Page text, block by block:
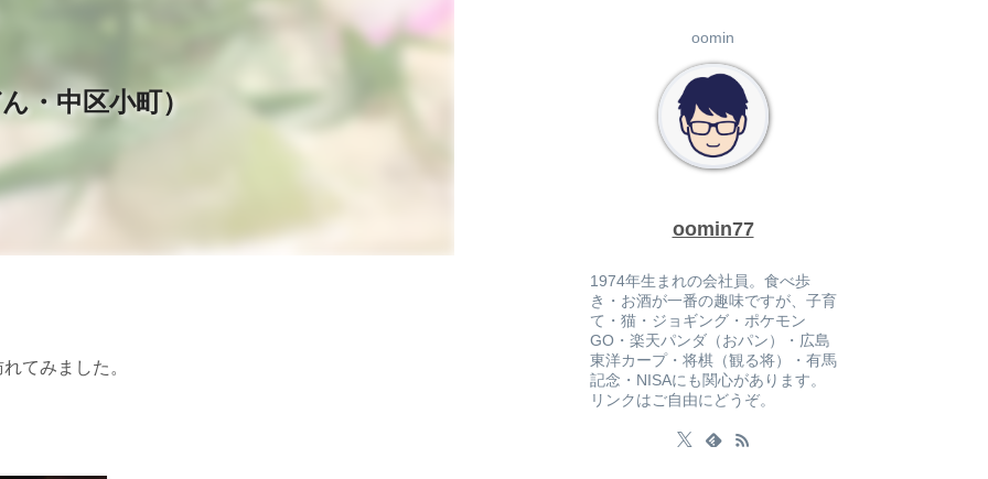
・中区小町）
てみました。
oomin
oomin77
1974年生まれの会社員。食べ歩
き・お酒が一番の趣味ですが、子育
て・猫・ジョギング・ポケモン
GO・楽天パンダ（おパン）・広島
東洋カープ・将棋（観る将）・有馬
記念・NISAにも関心があります。
リンクはご自由にどうぞ。